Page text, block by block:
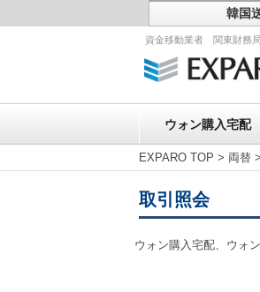
韓国
資金移動業者 関東財務
ウォン購入宅配
EXPARO TOP > 両替 >
取引照会
ウォン購入宅配、ウォ